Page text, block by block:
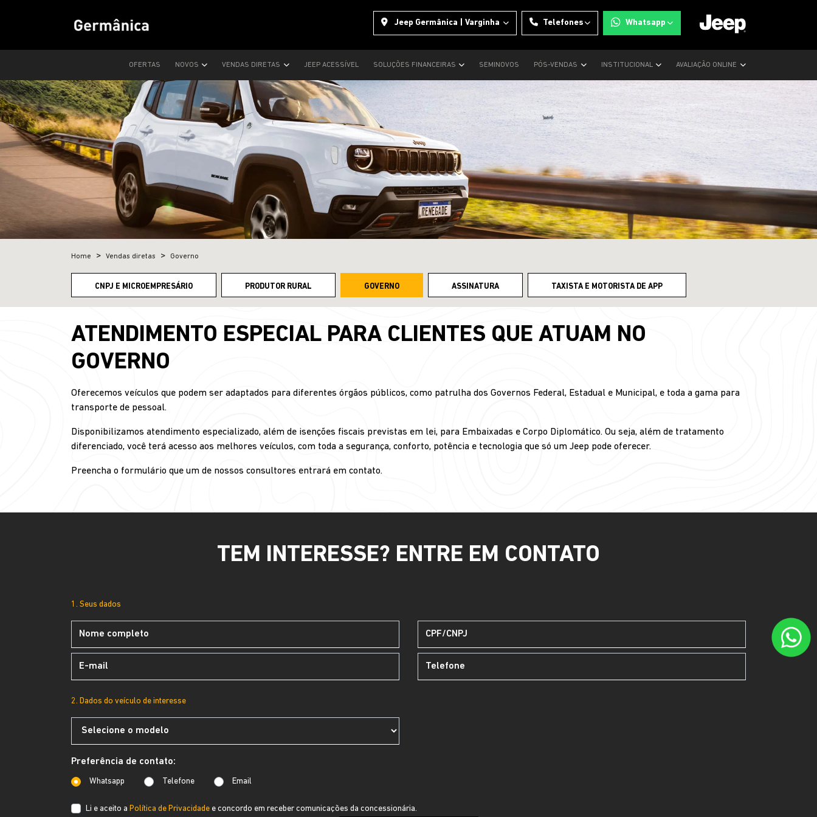
Jeep Germânica | Varginha Telefones Whatsapp
OFERTAS NOVOS VENDAS DIRETAS JEEP ACESSÍVEL SOLUÇÕES FINANCEIRAS SEMINOVOS PÓS-VENDAS INSTITUCIONAL AVALIAÇÃO ONLINE
Home Vendas diretas Governo
CNPJ E MICROEMPRESÁRIO PRODUTOR RURAL GOVERNO ASSINATURA TAXISTA E MOTORISTA DE APP
ATENDIMENTO ESPECIAL PARA CLIENTES QUE ATUAM NO
GOVERNO
Oferecemos veículos que podem ser adaptados para diferentes órgãos públicos, como patrulha dos Governos Federal, Estadual e Municipal, e toda a gama para
transporte de pessoal.
Disponibilizamos atendimento especializado, além de isenções fiscais previstas em lei, para Embaixadas e Corpo Diplomático. Ou seja, além de tratamento
diferenciado, você terá acesso aos melhores veículos, com toda a segurança, conforto, potência e tecnologia que só um Jeep pode oferecer.
Preencha o formulário que um de nossos consultores entrará em contato.
TEM INTERESSE? ENTRE EM CONTATO
1. Seus dados
2. Dados do veículo de interesse
Preferência de contato:
Whatsapp Telefone Email
Li e aceito a Política de Privacidade e concordo em receber comunicações da concessionária.